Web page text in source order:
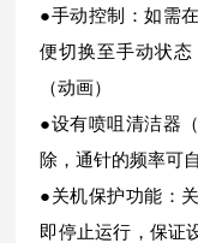
●手动控制：如需
便切换至手动状
（动画）
●设有喷咀清洁器
除，通针的频率可
●关机保护功能：
即停止运行，保证